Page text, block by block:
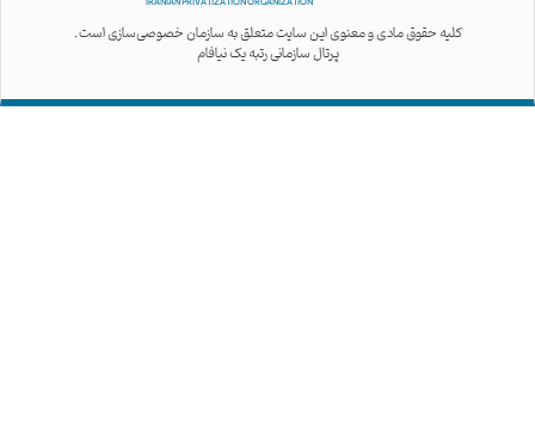
کلیه حقوق مادی و معنوی این سایت متعلق به سازمان خصوصی‌سازی است.
پرتال سازمانی رتبه یک نیافام